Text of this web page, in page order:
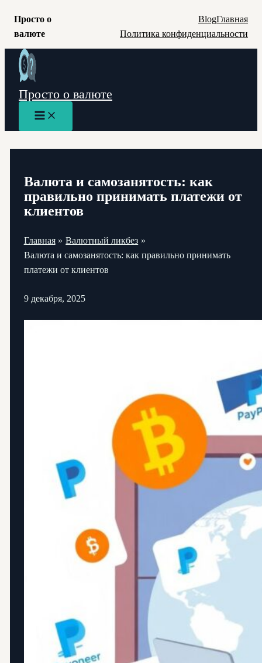
Просто о
валюте
BlogГлавная
Политика конфиденциальности
Перейти
содержимому
Просто о валюте
Main
Menu
Валюта и самозанятость: как
правильно принимать платежи от
клиентов
Главная
Валютный ликбез
Валюта и самозанятость: как правильно принимать
платежи от клиентов
9 декабря, 2025